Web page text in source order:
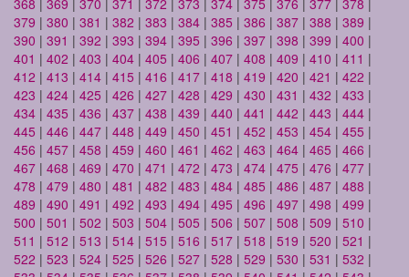
379 | 380 | 381 | 382 | 383 | 384 | 385 | 386 | 387 | 388 | 389 |
390 | 391 | 392 | 393 | 394 | 395 | 396 | 397 | 398 | 399 | 400 |
401 | 402 | 403 | 404 | 405 | 406 | 407 | 408 | 409 | 410 | 411 |
412 | 413 | 414 | 415 | 416 | 417 | 418 | 419 | 420 | 421 | 422 |
423 | 424 | 425 | 426 | 427 | 428 | 429 | 430 | 431 | 432 | 433 |
434 | 435 | 436 | 437 | 438 | 439 | 440 | 441 | 442 | 443 | 444 |
445 | 446 | 447 | 448 | 449 | 450 | 451 | 452 | 453 | 454 | 455 |
456 | 457 | 458 | 459 | 460 | 461 | 462 | 463 | 464 | 465 | 466 |
467 | 468 | 469 | 470 | 471 | 472 | 473 | 474 | 475 | 476 | 477 |
478 | 479 | 480 | 481 | 482 | 483 | 484 | 485 | 486 | 487 | 488 |
489 | 490 | 491 | 492 | 493 | 494 | 495 | 496 | 497 | 498 | 499 |
500 | 501 | 502 | 503 | 504 | 505 | 506 | 507 | 508 | 509 | 510 |
511 | 512 | 513 | 514 | 515 | 516 | 517 | 518 | 519 | 520 | 521 |
522 | 523 | 524 | 525 | 526 | 527 | 528 | 529 | 530 | 531 | 532 |